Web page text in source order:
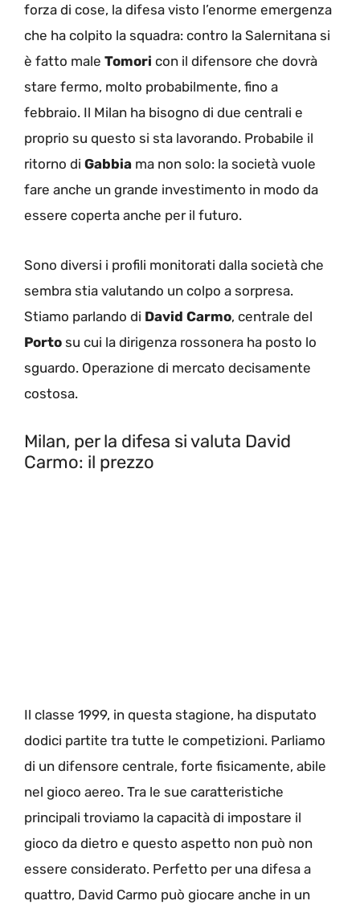
forza di cose, la difesa visto l’enorme emergenza
che ha colpito la squadra: contro la Salernitana si
è fatto male Tomori con il difensore che dovrà
stare fermo, molto probabilmente, fino a
febbraio. Il Milan ha bisogno di due centrali e
proprio su questo si sta lavorando. Probabile il
ritorno di Gabbia ma non solo: la società vuole
fare anche un grande investimento in modo da
essere coperta anche per il futuro.
Sono diversi i profili monitorati dalla società che
sembra stia valutando un colpo a sorpresa.
Stiamo parlando di David Carmo, centrale del
Porto su cui la dirigenza rossonera ha posto lo
sguardo. Operazione di mercato decisamente
costosa.
Milan, per la difesa si valuta David
Carmo: il prezzo
Il classe 1999, in questa stagione, ha disputato
dodici partite tra tutte le competizioni. Parliamo
di un difensore centrale, forte fisicamente, abile
nel gioco aereo. Tra le sue caratteristiche
principali troviamo la capacità di impostare il
gioco da dietro e questo aspetto non può non
essere considerato. Perfetto per una difesa a
quattro, David Carmo può giocare anche in un